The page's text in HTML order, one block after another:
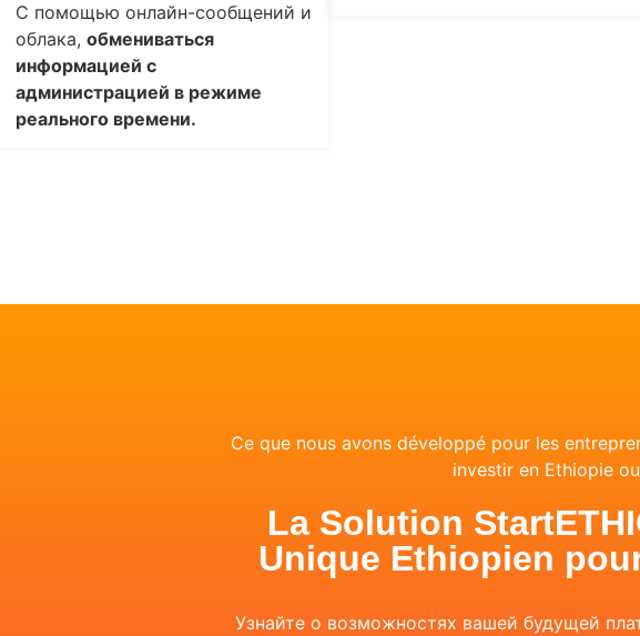
С помощью онлайн-сообщений и
облака, обмениваться
информацией с
администрацией в режиме
реального времени.
Ce que nous avons développé pour les
investir en Ethiopie
La Solution
Unique Ethiopien
Узнайте о возможностях вашей будущей